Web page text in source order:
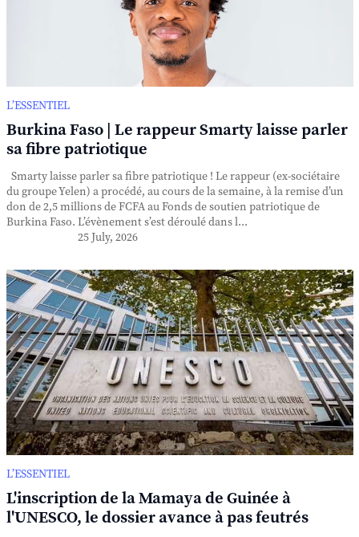
L’ESSENTIEL
Burkina Faso | Le rappeur Smarty laisse parler
sa fibre patriotique
Smarty laisse parler sa fibre patriotique ! Le rappeur (ex-sociétaire
du groupe Yelen) a procédé, au cours de la semaine, à la remise d’un
don de 2,5 millions de FCFA au Fonds de soutien patriotique de
Burkina Faso. L’évènement s’est déroulé dans l...
25 July, 2026
L’ESSENTIEL
L'inscription de la Mamaya de Guinée à
l'UNESCO, le dossier avance à pas feutrés